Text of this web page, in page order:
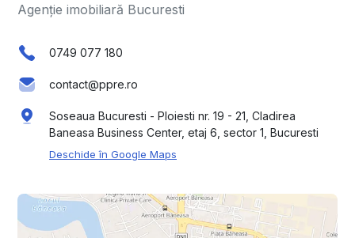
Agenție imobiliară Bucuresti
0749 077 180
contact@ppre.ro
Soseaua Bucuresti - Ploiesti nr. 19 - 21, Cladirea
Baneasa Business Center, etaj 6, sector 1, Bucuresti
Deschide în Google Maps